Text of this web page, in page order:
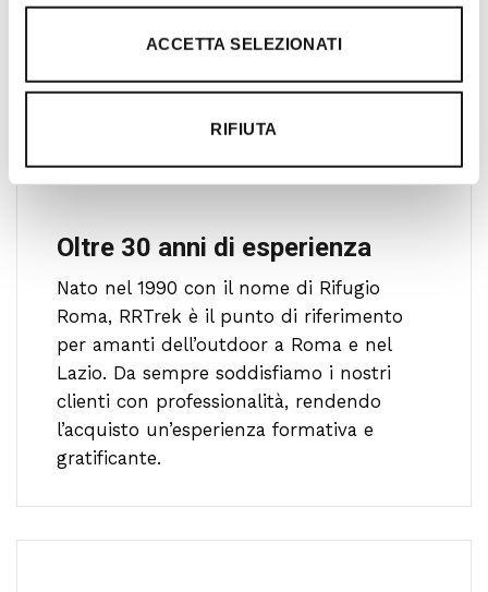
ACCETTA SELEZIONATI
RIFIUTA
Oltre 30 anni di esperienza
Nato nel 1990 con il nome di Rifugio
Roma, RRTrek è il punto di riferimento
per amanti dell’outdoor a Roma e nel
Lazio. Da sempre soddisfiamo i nostri
clienti con professionalità, rendendo
l’acquisto un’esperienza formativa e
gratificante.